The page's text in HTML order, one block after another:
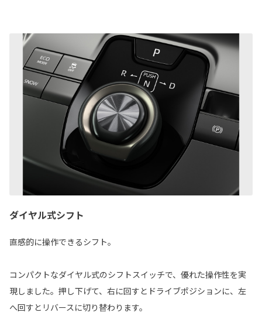
ダイヤル式シフト
直感的に操作できるシフト。
コンパクトなダイヤル式のシフトスイッチで、優れた操作性を実
現しました。押し下げて、右に回すとドライブポジションに、左
へ回すとリバースに切り替わります。